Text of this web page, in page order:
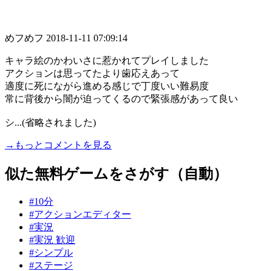
めフめフ 2018-11-11 07:09:14
キャラ絵のかわいさに惹かれてプレイしました
アクションは思ってたより歯応えあって
適度に死にながら進める感じで丁度いい難易度
常に背後から闇が迫ってくるので緊張感があって良い
シ...(省略されました)
→もっとコメントを見る
似た無料ゲームをさがす（自動）
#10分
#アクションエディター
#実況
#実況 歓迎
#シンプル
#ステージ